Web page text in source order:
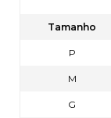
Tamanho
P
M
G